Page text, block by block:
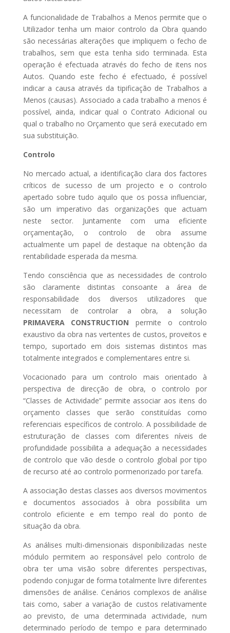
A funcionalidade de Trabalhos a Menos permite que o
Utilizador tenha um maior controlo da Obra quando
são necessárias alterações que impliquem o fecho de
trabalhos, sem que esta tenha sido terminada. Esta
operação é efectuada através do fecho de itens nos
Autos. Quando este fecho é efectuado, é possível
indicar a causa através da tipificação de Trabalhos a
Menos (causas). Associado a cada trabalho a menos é
possível, ainda, indicar qual o Contrato Adicional ou
qual o trabalho no Orçamento que será executado em
sua substituição.
Controlo
No mercado actual, a identificação clara dos factores
críticos de sucesso de um projecto e o controlo
apertado sobre tudo aquilo que os possa influenciar,
são um imperativo das organizações que actuam
neste sector. Juntamente com uma eficiente
orçamentação, o controlo de obra assume
actualmente um papel de destaque na obtenção da
rentabilidade esperada da mesma.
Tendo consciência que as necessidades de controlo
são claramente distintas consoante a área de
responsabilidade dos diversos utilizadores que
necessitam de controlar a obra, a solução
PRIMAVERA CONSTRUCTION permite o controlo
exaustivo da obra nas vertentes de custos, proveitos e
tempo, suportado em dois sistemas distintos mas
totalmente integrados e complementares entre si.
Vocacionado para um controlo mais orientado à
perspectiva de direcção de obra, o controlo por
“Classes de Actividade” permite associar aos itens do
orçamento classes que serão constituídas como
referenciais específicos de controlo. A possibilidade de
estruturação de classes com diferentes níveis de
profundidade possibilita a adequação a necessidades
de controlo que vão desde o controlo global por tipo
de recurso até ao controlo pormenorizado por tarefa.
A associação destas classes aos diversos movimentos
e documentos associados à obra possibilita um
controlo eficiente e em tempo real do ponto de
situação da obra.
As análises multi-dimensionais disponibilizadas neste
módulo permitem ao responsável pelo controlo de
obra ter uma visão sobre diferentes perspectivas,
podendo conjugar de forma totalmente livre diferentes
dimensões de análise. Cenários complexos de análise
tais como, saber a variação de custos relativamente
ao previsto, de uma determinada actividade, num
determinado período de tempo e para determinado